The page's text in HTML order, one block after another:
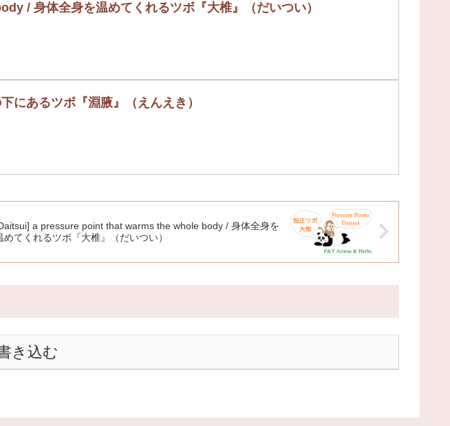
/ 身体全身を温めてくれるツボ『大椎』（だいつい）
あるツボ『淵腋』（えんえき）
a pressure point that warms the whole body / 身体全身を
めてくれるツボ『大椎』（だいつい）
き込む